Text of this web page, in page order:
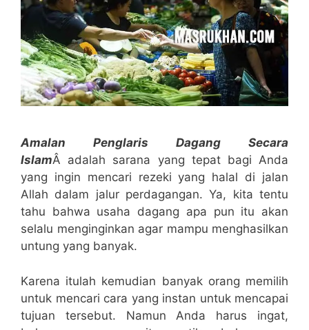
Amalan Penglaris Dagang Secara
IslamÂ adalah sarana yang tepat bagi Anda
yang ingin mencari rezeki yang halal di jalan
Allah dalam jalur perdagangan. Ya, kita tentu
tahu bahwa usaha dagang apa pun itu akan
selalu menginginkan agar mampu menghasilkan
untung yang banyak.
Karena itulah kemudian banyak orang memilih
untuk mencari cara yang instan untuk mencapai
tujuan tersebut. Namun Anda harus ingat,